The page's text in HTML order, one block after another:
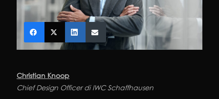
Christian Knoop
Chief Design Officer di IWC Schaffhausen